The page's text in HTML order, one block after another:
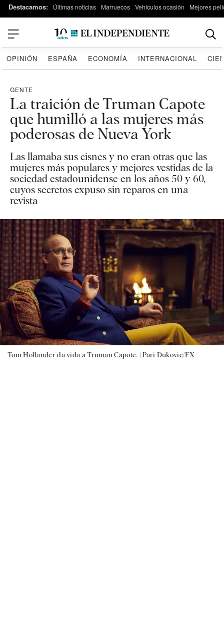
Destacamos: Últimas noticias Marruecos Vehículos ocasión Mejores
OPINIÓN ESPAÑA ECONOMÍA INTERNACIONAL
GENTE
La traición de Truman Capote
que humilló a las mujeres más
poderosas de Nueva York
Las llamaba sus cisnes y no eran otras que las
mujeres más populares y mejores vestidas de la
sociedad estadounidense en los años 50 y 60,
cuyos secretos expuso sin reparos en una
revista
Tom Hollander da vida a Truman Capote. |Pari Dukovic/FX